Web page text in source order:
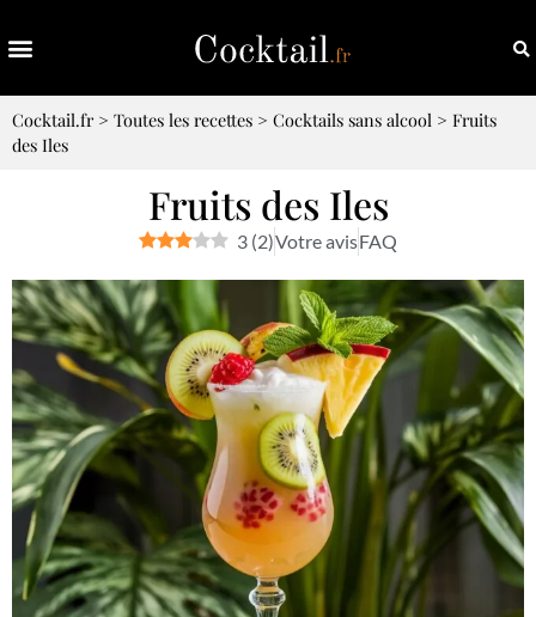
Cocktail.fr> Toutes les recettes > Cocktails sans alcool > Fruits
des Iles
Fruits des Iles
3 (2)Votre avisFAQ